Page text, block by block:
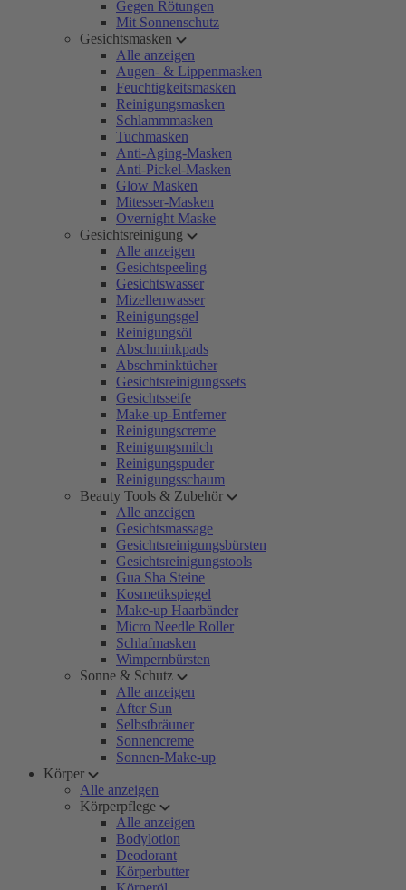
Gegen Rötungen
Mit Sonnenschutz
Gesichtsmasken
Alle anzeigen
Augen- & Lippenmasken
Feuchtigkeitsmasken
Reinigungsmasken
Schlammmasken
Tuchmasken
Anti-Aging-Masken
Anti-Pickel-Masken
Glow Masken
Mitesser-Masken
Overnight Maske
Gesichtsreinigung
Alle anzeigen
Gesichtspeeling
Gesichtswasser
Mizellenwasser
Reinigungsgel
Reinigungsöl
Abschminkpads
Abschminktücher
Gesichtsreinigungssets
Gesichtsseife
Make-up-Entferner
Reinigungscreme
Reinigungsmilch
Reinigungspuder
Reinigungsschaum
Beauty Tools & Zubehör
Alle anzeigen
Gesichtsmassage
Gesichtsreinigungsbürsten
Gesichtsreinigungstools
Gua Sha Steine
Kosmetikspiegel
Make-up Haarbänder
Micro Needle Roller
Schlafmasken
Wimpernbürsten
Sonne & Schutz
Alle anzeigen
After Sun
Selbstbräuner
Sonnencreme
Sonnen-Make-up
Körper
Alle anzeigen
Körperpflege
Alle anzeigen
Bodylotion
Deodorant
Körperbutter